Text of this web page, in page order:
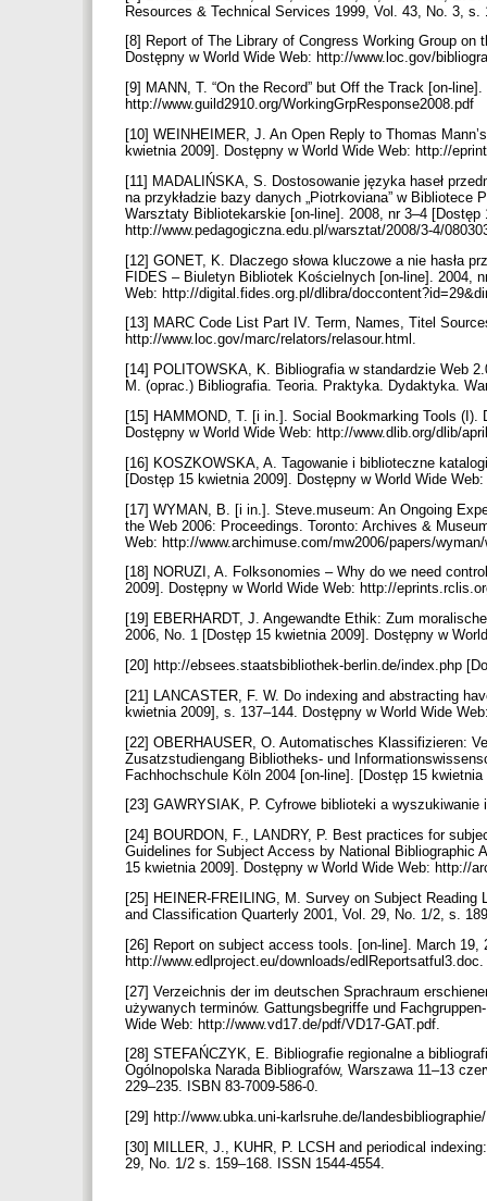
Resources & Technical Services 1999, Vol. 43, No. 3,
[8] Report of The Library of Congress Working Group
Dostępny w World Wide Web: http://www.loc.gov/
[9] MANN, T. “On the Record” but Off the Track [on-
http://www.guild2910.org/WorkingGrpResponse2008.pdf
[10] WEINHEIMER, J. An Open Reply to Thomas
kwietnia 2009]. Dostępny w World Wide Web: http://
[11] MADALIŃSKA, S. Dostosowanie języka haseł
na przykładzie bazy danych „Piotrkoviana” w
Warsztaty Bibliotekarskie [on-line]. 2008, nr 3–4
http://www.pedagogiczna.edu.pl/warsztat/2008/3-4/
[12] GONET, K. Dlaczego słowa kluczowe a nie hasła
FIDES – Biuletyn Bibliotek Kościelnych [on-line]. 2004,
Web: http://digital.fides.org.pl/dlibra/
[13] MARC Code List Part IV. Term, Names, Titel
http://www.loc.gov/marc/relators/relasour.html.
[14] POLITOWSKA, K. Bibliografia w standardzie Web
M. (oprac.) Bibliografia. Teoria. Praktyka. Dydaktyka.
[15] HAMMOND, T. [i in.]. Social Bookmarking Tools
Dostępny w World Wide Web: http://www.dlib.org/dlib/
[16] KOSZKOWSKA, A. Tagowanie i biblioteczne
[Dostęp 15 kwietnia 2009]. Dostępny w World Wide
[17] WYMAN, B. [i in.]. Steve.museum: An Ongoing
the Web 2006: Proceedings. Toronto: Archives &
Web: http://www.archimuse.com/mw2006/papers/
[18] NORUZI, A. Folksonomies – Why do we need
2009]. Dostępny w World Wide Web: http://
[19] EBERHARDT, J. Angewandte Ethik: Zum
2006, No. 1 [Dostęp 15 kwietnia 2009]. Dostępny w
[20] http://ebsees.staatsbibliothek-berlin.de/index.php
[21] LANCASTER, F. W. Do indexing and abstracting
kwietnia 2009], s. 137–144. Dostępny w World Wide
[22] OBERHAUSER, O. Automatisches Klassifizieren:
Zusatzstudiengang Bibliotheks- und
Fachhochschule Köln 2004 [on-line]. [Dostęp 15
[23] GAWRYSIAK, P. Cyfrowe biblioteki a
[24] BOURDON, F., LANDRY, P. Best practices for
Guidelines for Subject Access by National Bibliographic
15 kwietnia 2009]. Dostępny w World Wide Web: http://
[25] HEINER-FREILING, M. Survey on Subject Reading
and Classification Quarterly 2001, Vol. 29, No. 1/2, s.
[26] Report on subject access tools. [on-line]. March
http://www.edlproject.eu/downloads/edlReportsatful3.doc.
[27] Verzeichnis der im deutschen Sprachraum
używanych terminów. Gattungsbegriffe und
Wide Web: http://www.vd17.de/pdf/VD17-GAT.pdf.
[28] STEFAŃCZYK, E. Bibliografie regionalne a
Ogólnopolska Narada Bibliografów, Warszawa 11–13
229–235. ISBN 83-7009-586-0.
[29] http://www.ubka.uni-karlsruhe.de/
[30] MILLER, J., KUHR, P. LCSH and periodical
29, No. 1/2 s. 159–168. ISSN 1544-4554.